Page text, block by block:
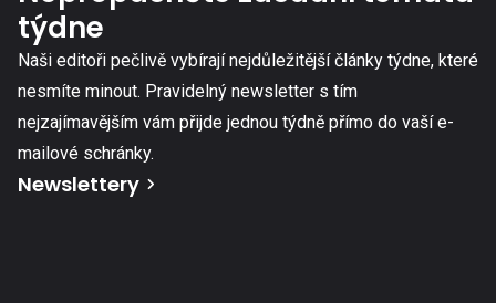
týdne
Naši editoři pečlivě vybírají nejdůležitější články týdne, které
nesmíte minout. Pravidelný newsletter s tím
nejzajímavějším vám přijde jednou týdně přímo do vaší e-
mailové schránky.
Newslettery